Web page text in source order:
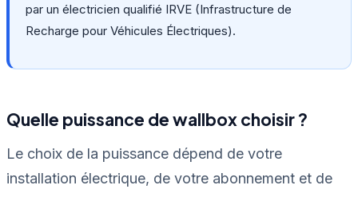
par un électricien qualifié IRVE (Infrastructure de
Recharge pour Véhicules Électriques).
Quelle puissance de wallbox choisir ?
Le choix de la puissance dépend de votre
installation électrique, de votre abonnement et de